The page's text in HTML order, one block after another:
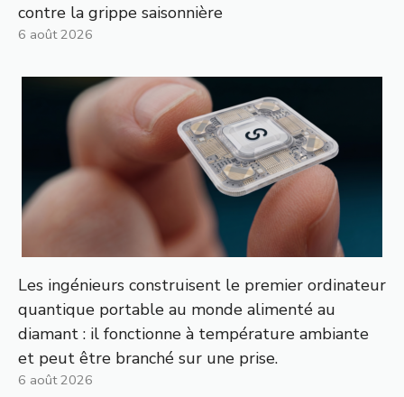
contre la grippe saisonnière
6 août 2026
Les ingénieurs construisent le premier ordinateur
quantique portable au monde alimenté au
diamant : il fonctionne à température ambiante
et peut être branché sur une prise.
6 août 2026